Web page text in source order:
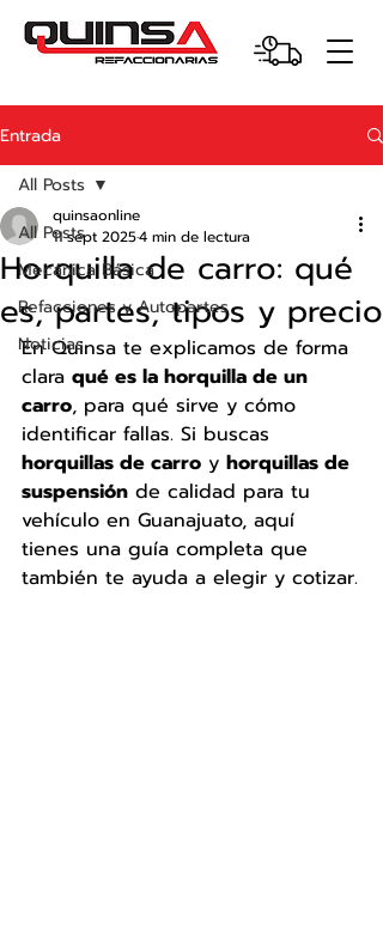
Entrada
All Posts
Mecánica Básica
Refacciones y Autopartes
Noticias
All Posts
Horquilla de carro: qué
es, partes, tipos y precio
quinsaonline
11 sept 20254 min de lectura
En Quinsa te explicamos de forma
clara qué es la horquilla de un
carro, para qué sirve y cómo
identificar fallas. Si buscas
horquillas de carro y horquillas de
suspensión de calidad para tu
vehículo en Guanajuato, aquí
tienes una guía completa que
también te ayuda a elegir y cotizar.